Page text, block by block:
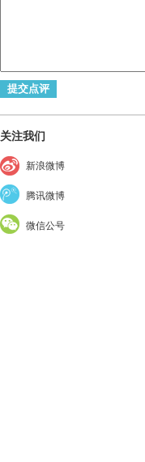
关注我们
新浪微博
腾讯微博
微信公号